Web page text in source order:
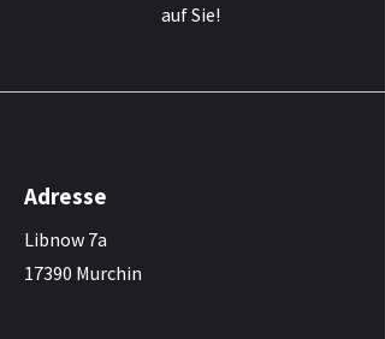
auf Sie!
Adresse
Libnow 7a
17390 Murchin